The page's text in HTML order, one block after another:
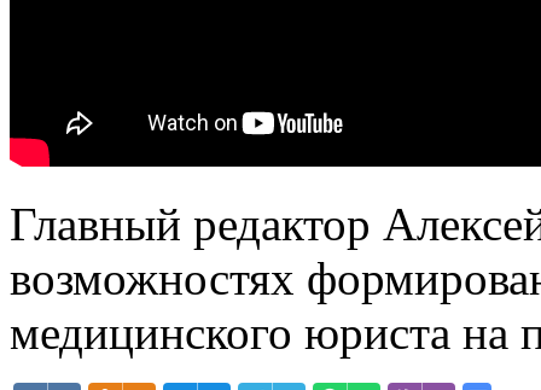
Главный редактор
возможностях
медицинского юриста на